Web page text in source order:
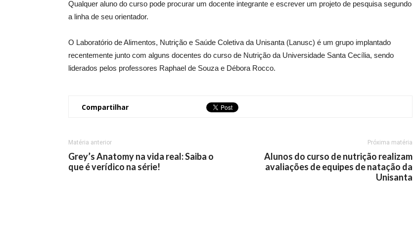
Qualquer aluno do curso pode procurar um docente integrante e escrever um projeto de pesquisa segundo
a linha de seu orientador.
O Laboratório de Alimentos, Nutrição e Saúde Coletiva da Unisanta (Lanusc) é um grupo implantado
recentemente junto com alguns docentes do curso de Nutrição da Universidade Santa Cecília, sendo
liderados pelos professores Raphael de Souza e Débora Rocco.
Compartilhar
Matéria anterior
Grey’s Anatomy na vida real: Saiba o
que é verídico na série!
Próxima matéria
Alunos do curso de nutrição realizam
avaliações de equipes de natação da
Unisanta